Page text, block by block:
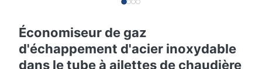
Économiseur de gaz
d'échappement d'acier inoxydable
dans le tube à ailettes de chaudière